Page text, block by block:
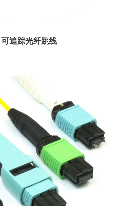
可追踪光纤跳线
密集互连环境中互连误...